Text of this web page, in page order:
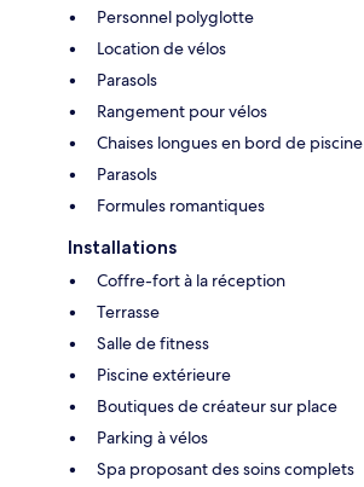
Personnel polyglotte
Location de vélos
Parasols
Rangement pour vélos
Chaises longues en bord de piscine
Parasols
Formules romantiques
Installations
Coffre-fort à la réception
Terrasse
Salle de fitness
Piscine extérieure
Boutiques de créateur sur place
Parking à vélos
Spa proposant des soins complets